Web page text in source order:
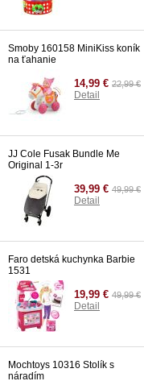
Smoby 160158 MiniKiss koník
na ťahanie
14,99 € 22,99 €
Detail
JJ Cole Fusak Bundle Me
Original 1-3r
39,99 € 49,99 €
Detail
Faro detská kuchynka Barbie
1531
19,99 € 49,99 €
Detail
Mochtoys 10316 Stolík s
náradím